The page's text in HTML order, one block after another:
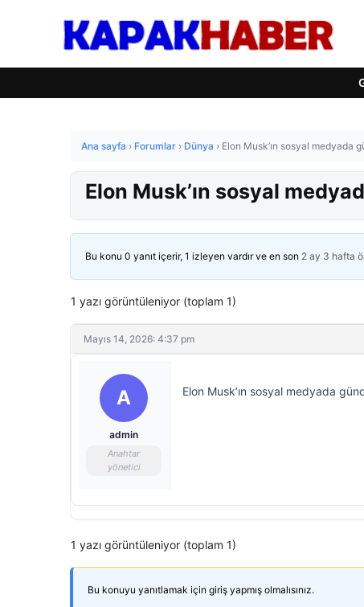
Ana sayfa › Forumlar › Dünya › Elon Musk’ın sosyal medyada
Elon Musk’ın sosyal
Bu konu 0 yanıt içerir, 1 izleyen vardır ve en son 2 ay 3 hafta
1 yazı görüntüleniyor (toplam 1)
Mayıs 14, 2026: 4:37 pm
A
admin
Anahtar
yönetici
Elon Musk’ın sosyal medyada
1 yazı görüntüleniyor (toplam 1)
Bu konuyu yanıtlamak için giriş yapmış olmalısınız.